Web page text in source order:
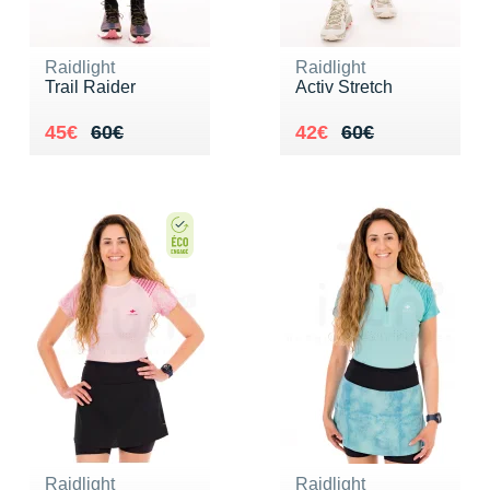
Raidlight
Trail Raider
60€
Au lieu de 60€
45€
Vendu 45€
Raidlight
Activ Stretch
60€
Au lieu de 60€
42€
Vendu 42€
Raidlight
Raidlight